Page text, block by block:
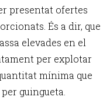
presentat ofertes
És a dir, que
elevades en el
per explotar
mínima que
guingueta.